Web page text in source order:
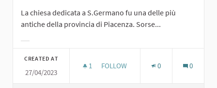
La chiesa dedicata a S.Germano fu una delle più
antiche della provincia di Piacenza. Sorse...
CREATED AT
27/04/2023
1 1 FOLLOWER
FOLLOW 0 0